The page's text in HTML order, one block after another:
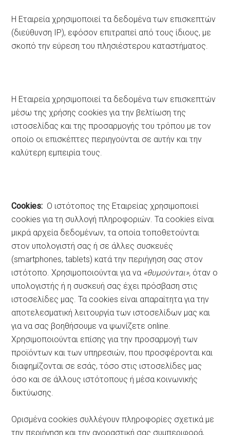
Η Εταιρεία χρησιμοποιεί τα δεδομένα των επισκεπτών
(διεύθυνση IP), εφόσον επιτραπεί από τους ίδιους, με
σκοπό την εύρεση του πλησιέστερου καταστήματος.
Η Εταιρεία χρησιμοποιεί τα δεδομένα των επισκεπτών
μέσω της χρήσης cookies για την βελτίωση της
ιστοσελίδας και της προσαρμογής του τρόπου με τον
οποίο οι επισκέπτες περιηγούνται σε αυτήν και την
καλύτερη εμπειρία τους.
Cookies: Ο ιστότοπος της Εταιρείας χρησιμοποιεί
cookies για τη συλλογή πληροφοριών. Τα cookies είναι
μικρά αρχεία δεδομένων, τα οποία τοποθετούνται
στον υπολογιστή σας ή σε άλλες συσκευές
(smartphones, tablets) κατά την περιήγηση σας στον
ιστότοπο. Χρησιμοποιούνται για να «θυμούνται», όταν ο
υπολογιστής ή η συσκευή σας έχει πρόσβαση στις
ιστοσελίδες μας. Τα cookies είναι απαραίτητα για την
αποτελεσματική λειτουργία των ιστοσελίδων μας και
για να σας βοηθήσουμε να ψωνίζετε online.
Χρησιμοποιούνται επίσης για την προσαρμογή των
προϊόντων και των υπηρεσιών, που προσφέρονται και
διαφημίζονται σε εσάς, τόσο στις ιστοσελίδες μας
όσο και σε άλλους ιστότοπους ή μέσα κοινωνικής
δικτύωσης.
Ορισμένα cookies συλλέγουν πληροφορίες σχετικά με
την περιήγηση και την αγοραστική σας συμπεριφορά,